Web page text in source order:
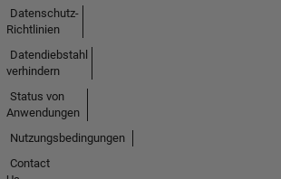
Datenschutz-
Richtlinien
Datendiebstahl
verhindern
Status von
Anwendungen
Nutzungsbedingungen
Contact